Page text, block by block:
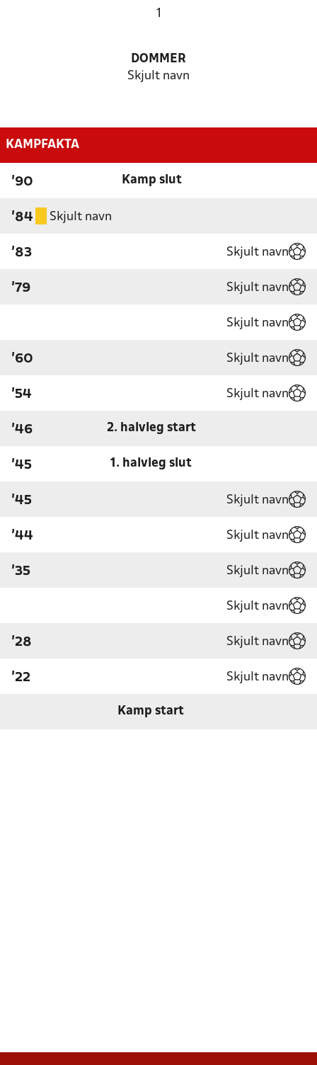
1
DOMMER
Skjult navn
KAMPFAKTA
'90 Kamp slut
'84 Skjult navn
'83 Skjult navn
'79 Skjult navn
Skjult navn
'60 Skjult navn
'54 Skjult navn
'46 2. halvleg start
'45 1. halvleg slut
'45 Skjult navn
'44 Skjult navn
'35 Skjult navn
Skjult navn
'28 Skjult navn
'22 Skjult navn
Kamp start